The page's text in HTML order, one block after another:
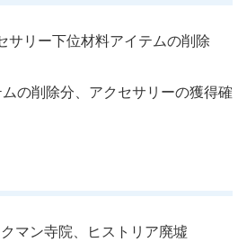
サリー下位材料アイテムの削除
の削除分、アクセサリーの獲得確
マン寺院、ヒストリア廃墟